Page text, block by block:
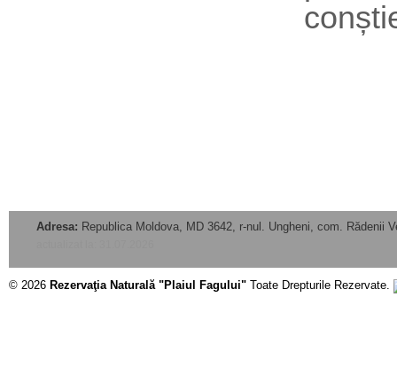
Adresa: Republica Moldova, MD 3642, r-nul. Ungheni, com. Rădenii
© 2026 Rezervaţia Naturală "Plaiul Fagului" Toate Drepturile Rezervate.